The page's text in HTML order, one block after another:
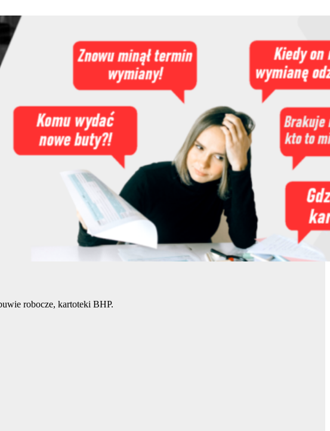
robocze, kartoteki BHP.